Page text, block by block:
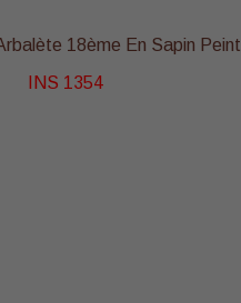
18ème En Sapin Peint
INS 1354